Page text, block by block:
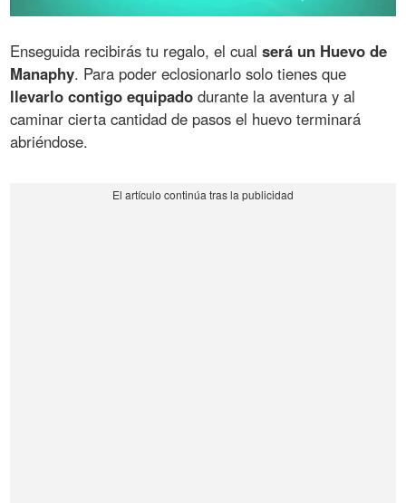
Enseguida recibirás tu regalo, el cualserá un Huevo de
Manaphy. Para poder eclosionarlo solo tienes que
llevarlo contigo equipado durante la aventura y al
caminar cierta cantidad de pasos el huevo terminará
abriéndose.